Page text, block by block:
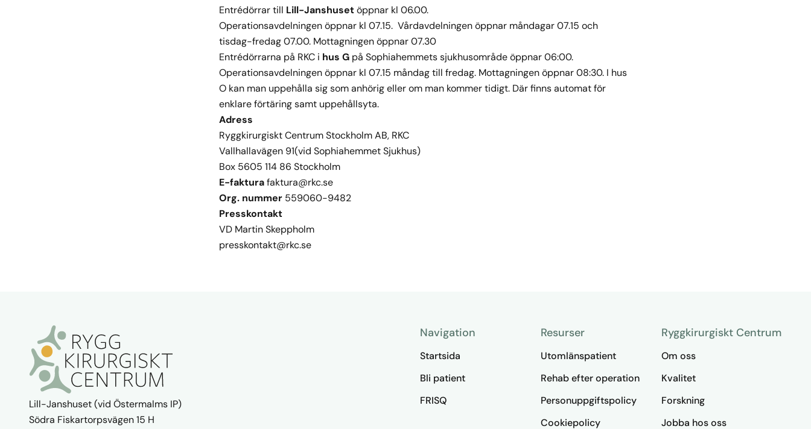
Entrédörrar till Lill-Janshusetöppnar kl 06.00.
Operationsavdelningen öppnar kl 07.15. Vårdavdelningen öppnar måndagar 07.15 och
tisdag-fredag 07.00. Mottagningen öppnar 07.30
Entrédörrarna på RKC i hus Gpå Sophiahemmets sjukhusområde öppnar 06:00.
Operationsavdelningen öppnar kl 07.15 måndag till fredag. Mottagningen öppnar 08:30. I hus
O kan man uppehålla sig som anhörig eller om man kommer tidigt. Där finns automat för
enklare förtäring samt uppehållsyta.
Adress
Ryggkirurgiskt Centrum Stockholm AB, RKC
Vallhallavägen 91(vid Sophiahemmet Sjukhus)
Box 5605 114 86 Stockholm
E-fakturafaktura@rkc.se
Org. nummer 559060-9482
Presskontakt
VD Martin Skeppholm
presskontakt@rkc.se
Lill-Janshuset (vid Östermalms IP)
Södra Fiskartorpsvägen 15 H
Navigation
Startsida
Bli patient
FRISQ
Resurser
Utomlänspatient
Rehab efter operation
Personuppgiftspolicy
Cookiepolicy
Ryggkirurgiskt Centrum
Om oss
Kvalitet
Forskning
Jobba hos oss